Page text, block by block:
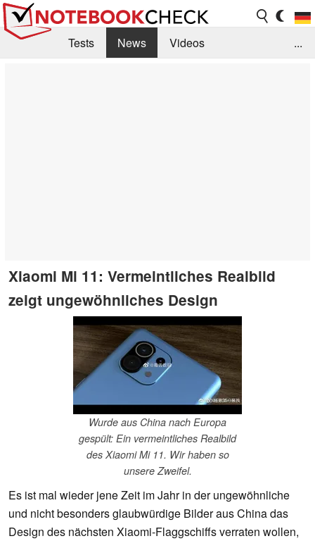
Tests News
Videos
...
Xiaomi Mi 11: Vermeintliches Realbild
zeigt ungewöhnliches Design
Wurde aus China nach Europa
gespült: Ein vermeintliches Realbild
des Xiaomi Mi 11. Wir haben so
unsere Zweifel.
Es ist mal wieder jene Zeit im Jahr in der ungewöhnliche
und nicht besonders glaubwürdige Bilder aus China das
Design des nächsten Xiaomi-Flaggschiffs verraten wollen,